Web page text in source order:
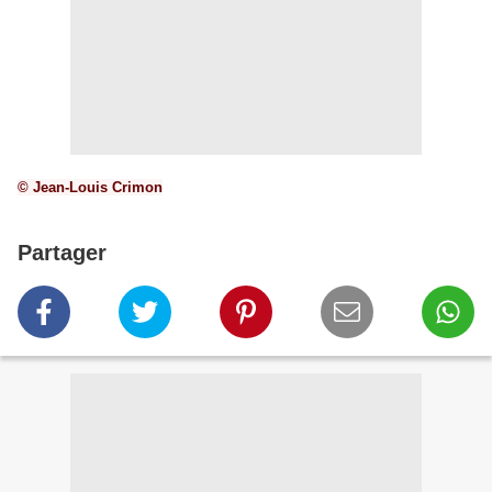
© Jean-Louis Crimon
Partager